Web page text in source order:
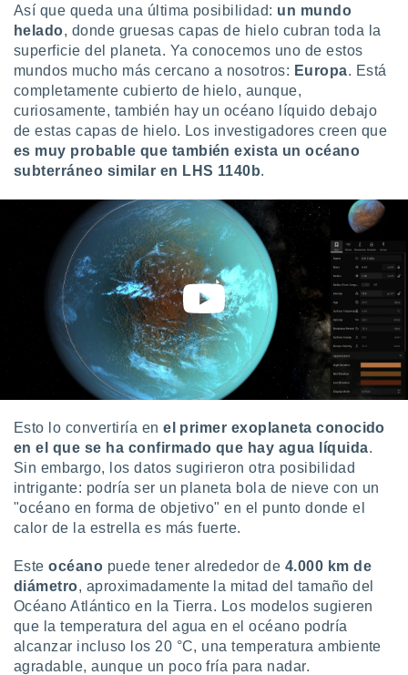
Así que queda una última posibilidad: un mundo
helado, donde gruesas capas de hielo cubran toda la
superficie del planeta. Ya conocemos uno de estos
mundos mucho más cercano a nosotros: Europa. Está
completamente cubierto de hielo, aunque,
curiosamente, también hay un océano líquido debajo
de estas capas de hielo. Los investigadores creen que
es muy probable que también exista un océano
subterráneo similar en LHS 1140b.
Esto lo convertiría enel primer exoplaneta conocido
en el que se ha confirmado que hay agua líquida.
Sin embargo, los datos sugirieron otra posibilidad
intrigante: podría ser un planeta bola de nieve con un
"océano en forma de objetivo" en el punto donde el
calor de la estrella es más fuerte.
Esteocéano puede tener alrededor de 4.000 km de
diámetro, aproximadamente la mitad del tamaño del
Océano Atlántico en la Tierra. Los modelos sugieren
que la temperatura del agua en el océano podría
alcanzar incluso los 20 °C, una temperatura ambiente
agradable, aunque un poco fría para nadar.